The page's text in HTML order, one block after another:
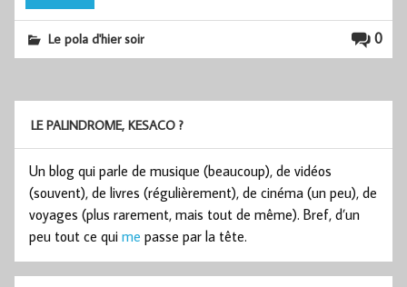
0
Le pola d'hier soir
LE PALINDROME, KESACO ?
Un blog qui parle de musique (beaucoup), de vidéos
(souvent), de livres (régulièrement), de cinéma (un peu), de
voyages (plus rarement, mais tout de même). Bref, d’un
peu tout ce qui me passe par la tête.